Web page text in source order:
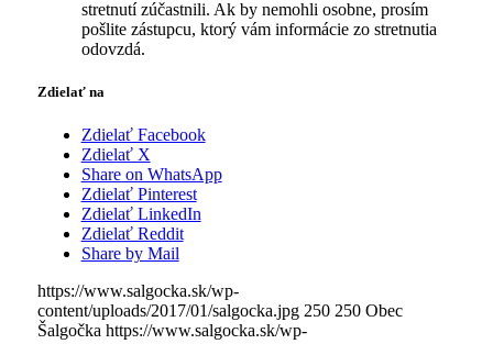
stretnutí zúčastnili. Ak by nemohli osobne, prosím
pošlite zástupcu, ktorý vám informácie zo stretnutia
odovzdá.
Zdielať na
Zdielať Facebook
Zdielať X
Share on WhatsApp
Zdielať Pinterest
Zdielať LinkedIn
Zdielať Reddit
Share by Mail
https://www.salgocka.sk/wp-
content/uploads/2017/01/salgocka.jpg 250 250 Obec
Šalgočka https://www.salgocka.sk/wp-